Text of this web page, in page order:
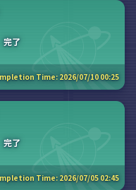
完了
Time: 2026/07/10 00:25
完了
Time: 2026/07/05 02:45